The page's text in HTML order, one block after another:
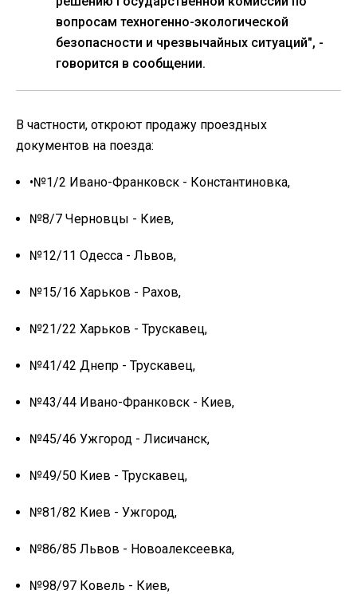
вопросам техногенно-экологической
безопасности и чрезвычайных ситуаций", -
говорится в сообщении.
В частности, откроют продажу проездных
документов на поезда:
•№1/2 Ивано-Франковск - Константиновка,
№8/7 Черновцы - Киев,
№12/11 Одесса - Львов,
№15/16 Харьков - Рахов,
№21/22 Харьков - Трускавец,
№41/42 Днепр - Трускавец,
№43/44 Ивано-Франковск - Киев,
№45/46 Ужгород - Лисичанск,
№49/50 Киев - Трускавец,
№81/82 Киев - Ужгород,
№86/85 Львов - Новоалексеевка,
№98/97 Ковель - Киев,